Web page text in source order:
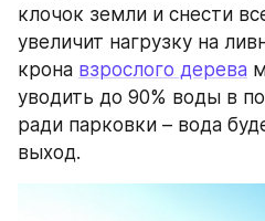
клочок земли и снести
увеличит нагрузку на
крона взрослого дерева
уводить до 90% воды в
ради парковки – вода
выход.